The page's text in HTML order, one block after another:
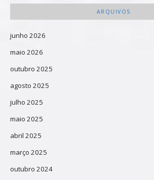
ARQUIVOS
junho 2026
maio 2026
outubro 2025
agosto 2025
julho 2025
maio 2025
abril 2025
março 2025
outubro 2024